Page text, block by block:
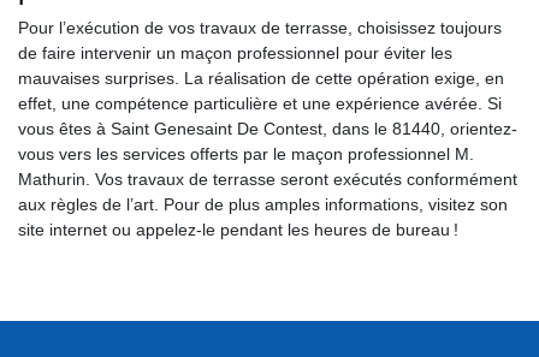
Pour l’exécution de vos travaux de terrasse, choisissez toujours
de faire intervenir un maçon professionnel pour éviter les
mauvaises surprises. La réalisation de cette opération exige, en
effet, une compétence particulière et une expérience avérée. Si
vous êtes à Saint Genesaint De Contest, dans le 81440, orientez-
vous vers les services offerts par le maçon professionnel M.
Mathurin. Vos travaux de terrasse seront exécutés conformément
aux règles de l’art. Pour de plus amples informations, visitez son
site internet ou appelez-le pendant les heures de bureau !